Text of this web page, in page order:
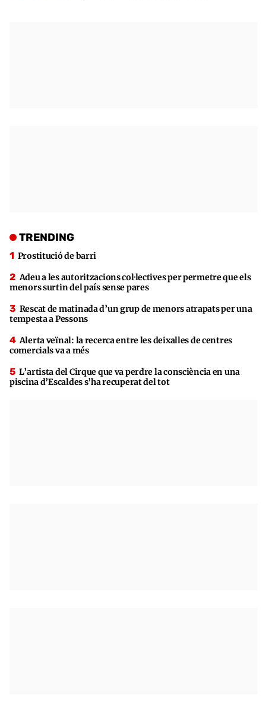
TRENDING
Prostitució de barri
Adeu a les autoritzacions col·lectives per permetre que els
menors surtin del país sense pares
Rescat de matinada d’un grup de menors atrapats per una
tempesta a Pessons
Alerta veïnal: la recerca entre les deixalles de centres
comercials va a més
L’artista del Cirque que va perdre la consciència en una
piscina d’Escaldes s’ha recuperat del tot